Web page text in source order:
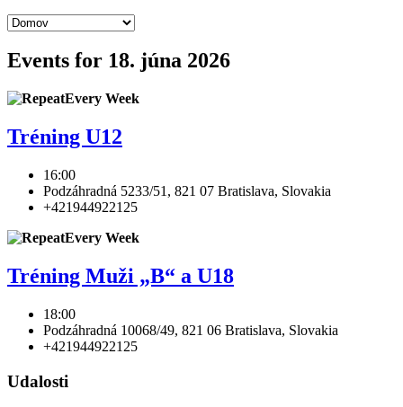
Events for 18. júna 2026
Every Week
Tréning U12
16:00
Podzáhradná 5233/51, 821 07 Bratislava, Slovakia
+421944922125
Every Week
Tréning Muži „B“ a U18
18:00
Podzáhradná 10068/49, 821 06 Bratislava, Slovakia
+421944922125
Udalosti